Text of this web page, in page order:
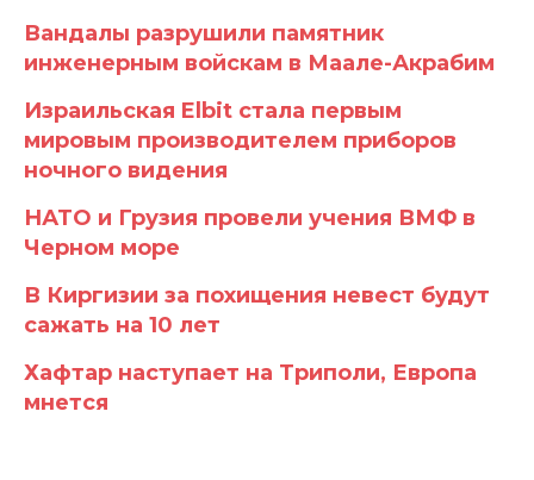
Вандалы разрушили памятник
инженерным войскам в Маале-Акрабим
Израильская Elbit стала первым
мировым производителем приборов
ночного видения
НАТО и Грузия провели учения ВМФ в
Черном море
В Киргизии за похищения невест будут
сажать на 10 лет
Хафтар наступает на Триполи, Европа
мнется